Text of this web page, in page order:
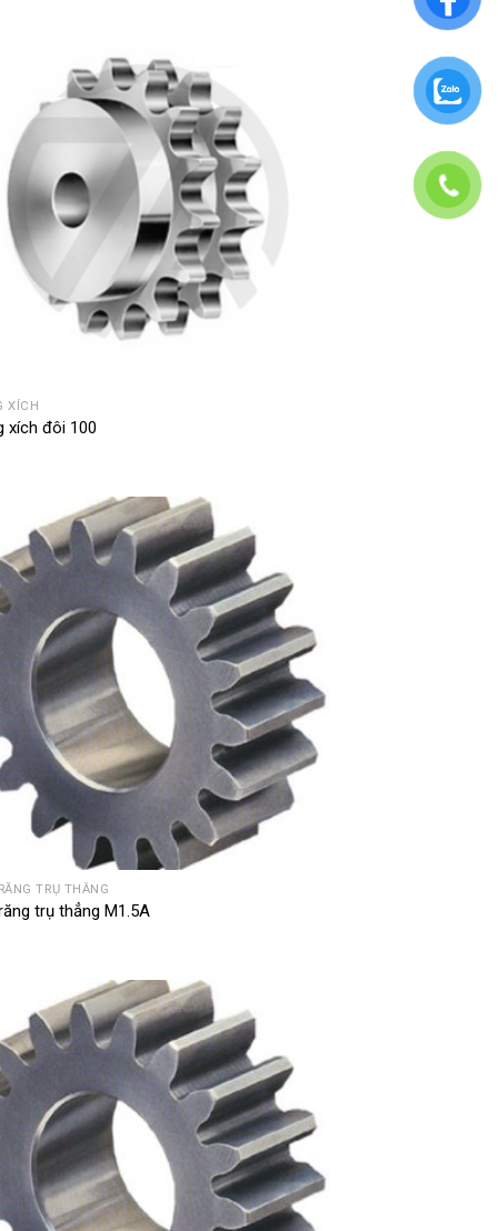
XÍCH
xích đôi 100
TRỤ THẲNG
trụ thẳng M1.5A